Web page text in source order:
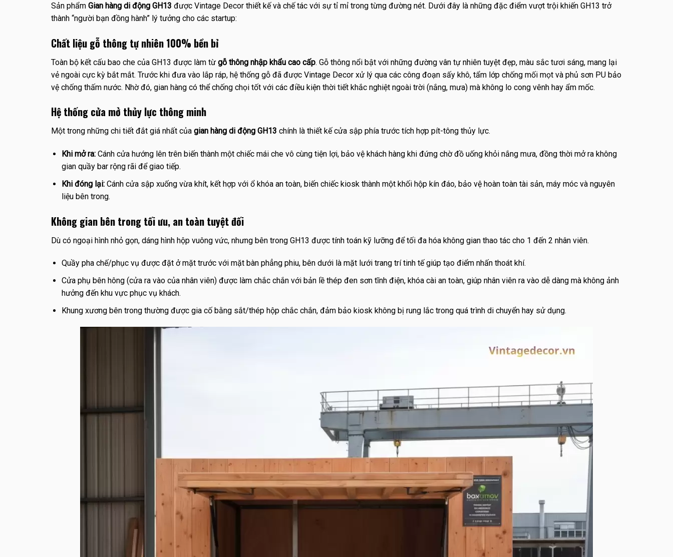
Sản phẩm Gian hàng di động GH13 được Vintage Decor thiết kế và chế tác với sự tỉ mỉ trong từng đường nét. Dưới đây là những đặc điểm vượt trội khiến GH13 trở
thành “người bạn đồng hành” lý tưởng cho các startup:
Chất liệu gỗ thông tự nhiên 100% bền bỉ
Toàn bộ kết cấu bao che của GH13 được làm từ gỗ thông nhập khẩu cao cấp. Gỗ thông nổi bật với những đường vân tự nhiên tuyệt đẹp, màu sắc tươi sáng, mang lại
vẻ ngoài cực kỳ bắt mắt. Trước khi đưa vào lắp ráp, hệ thống gỗ đã được Vintage Decor xử lý qua các công đoạn sấy khô, tẩm lớp chống mối mọt và phủ sơn PU bảo
vệ chống thấm nước. Nhờ đó, gian hàng có thể chống chọi tốt với các điều kiện thời tiết khắc nghiệt ngoài trời (nắng, mưa) mà không lo cong vênh hay ẩm mốc.
Hệ thống cửa mở thủy lực thông minh
Một trong những chi tiết đắt giá nhất của gian hàng di động GH13 chính là thiết kế cửa sập phía trước tích hợp pít-tông thủy lực.
Khi mở ra:Cánh cửa hướng lên trên biến thành một chiếc mái che vô cùng tiện lợi, bảo vệ khách hàng khi đứng chờ đồ uống khỏi nắng mưa, đồng thời mở ra không
gian quầy bar rộng rãi để giao tiếp.
Khi đóng lại:Cánh cửa sập xuống vừa khít, kết hợp với ổ khóa an toàn, biến chiếc kiosk thành một khối hộp kín đáo, bảo vệ hoàn toàn tài sản, máy móc và nguyên
liệu bên trong.
Không gian bên trong tối ưu, an toàn tuyệt đối
Dù có ngoại hình nhỏ gọn, dáng hình hộp vuông vức, nhưng bên trong GH13 được tính toán kỹ lưỡng để tối đa hóa không gian thao tác cho 1 đến 2 nhân viên.
Quầy pha chế/phục vụ được đặt ở mặt trước với mặt bàn phẳng phiu, bên dưới là mặt lưới trang trí tinh tế giúp tạo điểm nhấn thoát khí.
Cửa phụ bên hông (cửa ra vào của nhân viên) được làm chắc chắn với bản lề thép đen sơn tĩnh điện, khóa cài an toàn, giúp nhân viên ra vào dễ dàng mà không ảnh
hưởng đến khu vực phục vụ khách.
Khung xương bên trong thường được gia cố bằng sắt/thép hộp chắc chắn, đảm bảo kiosk không bị rung lắc trong quá trình di chuyển hay sử dụng.